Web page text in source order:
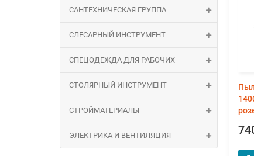
САНТЕХНИЧЕСКАЯ ГРУППА
СЛЕСАРНЫЙ ИНСТРУМЕНТ
СПЕЦОДЕЖДА ДЛЯ РАБОЧИХ
СТОЛЯРНЫЙ ИНСТРУМЕНТ
СТРОЙМАТЕРИАЛЫ
ЭЛЕКТРИКА И ВЕНТИЛЯЦИЯ